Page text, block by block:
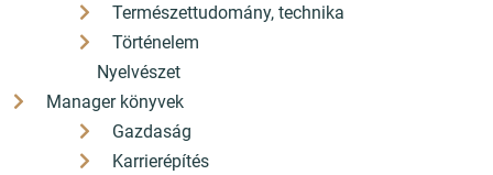
Természettudomány, technika
Történelem
Nyelvészet
Manager könyvek
Gazdaság
Karrierépítés